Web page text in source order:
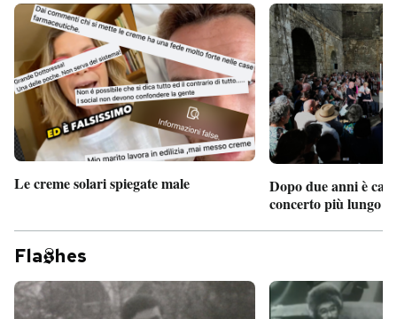
Le creme solari spiegate male
Dopo due anni è
concerto più lungo
Fla hes